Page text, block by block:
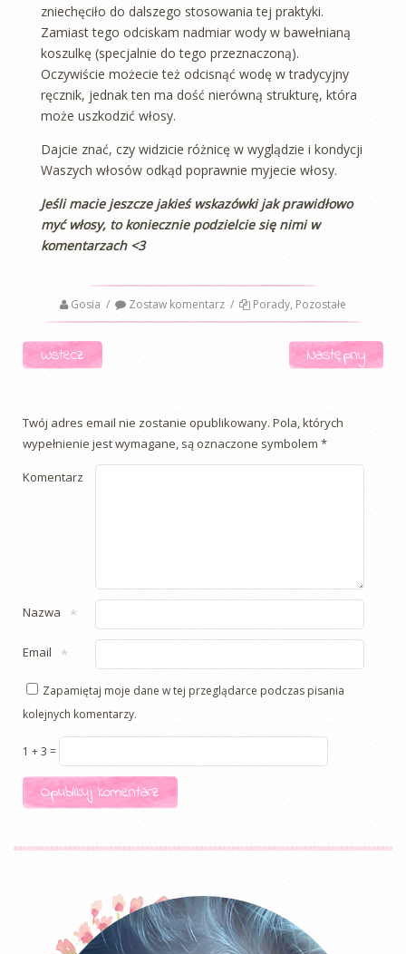
zniechęciło do dalszego stosowania tej praktyki.
Zamiast tego odciskam nadmiar wody w bawełnianą
koszulkę (specjalnie do tego przeznaczoną).
Oczywiście możecie też odcisnąć wodę w tradycyjny
ręcznik, jednak ten ma dość nierówną strukturę, która
może uszkodzić włosy.
Dajcie znać, czy widzicie różnicę w wyglądzie i kondycji
Waszych włosów odkąd poprawnie myjecie włosy.
Jeśli macie jeszcze jakieś wskazówki jak prawidłowo
myć włosy, to koniecznie podzielcie się nimi w
komentarzach <3
Gosia / Zostaw komentarz / Porady, Pozostałe
Nawigacja
Wstecz Następny
Twój adres email nie zostanie opublikowany. Pola, których
wypełnienie jest wymagane, są oznaczone symbolem *
Komentarz
Nazwa *
Email *
Zapamiętaj moje dane w tej przeglądarce podczas pisania
kolejnych komentarzy.
1 + 3 =